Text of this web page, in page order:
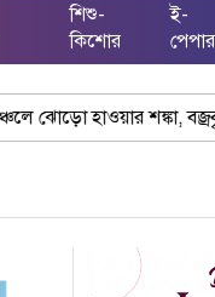
শিশু-
কিশোর
ই-
পেপার
পূর্বাভাস